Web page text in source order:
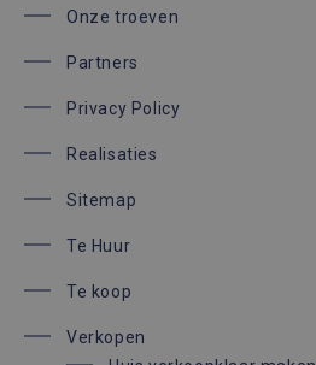
Onze troeven
Partners
Privacy Policy
Realisaties
Sitemap
Te Huur
Te koop
Verkopen